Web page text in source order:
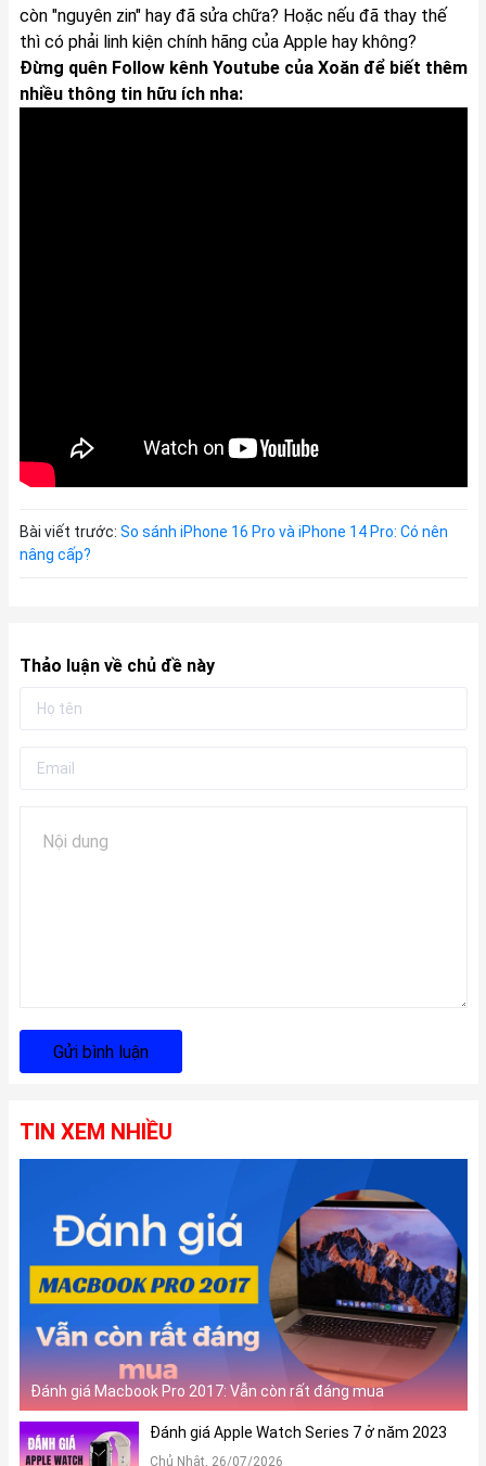
còn "nguyên zin" hay đã sửa chữa? Hoặc nếu đã thay thế
thì có phải linh kiện chính hãng của Apple hay không?
Đừng quên Follow kênh Youtube của Xoăn để biết thêm
nhiều thông tin hữu ích nha:
Bài viết trước: So sánh iPhone 16 Pro và iPhone 14 Pro: Có nên
nâng cấp?
Thảo luận về chủ đề này
Gửi bình luận
TIN XEM NHIỀU
Đánh giá Macbook Pro 2017: Vẫn còn rất đáng mua
Đánh giá Apple Watch Series 7 ở năm 2023
Chủ Nhật, 26/07/2026